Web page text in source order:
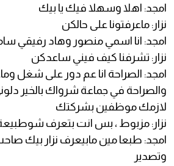
امجد: اهلا وسهلا فيك يا بيك
نزار: ماعرفتونا على حالكن
امجد: انا اسمي منصور وهاد رفيقي
نزار: تشرفنا كيف فيني ساعدكن
امجد: الصراحة انا عم دور على شغل
والصراحة في جماعة شرواك بالخير
لازمك موظفين بشركتك
نزار: مزبوط ، بس انت بتعرف
امجد: طبعا مين مابيعرف نزار بيك
وتصدير